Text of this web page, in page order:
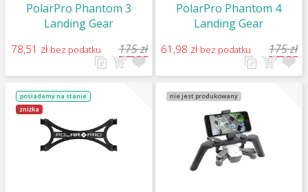
PolarPro Phantom 3
Landing Gear
78,51 zł bez podatku 175 zł
PolarPro Phantom 4
Landing Gear
61,98 zł bez podatku 175 zł
posiadamy na stanie
zniżka
nie jest produkowany